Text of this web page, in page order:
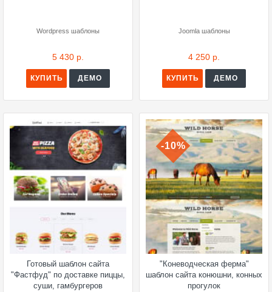
Wordpress шаблоны
5 430 р.
КУПИТЬ ДЕМО
Joomla шаблоны
4 250 р.
КУПИТЬ ДЕМО
Готовый шаблон сайта
"Фастфуд" по доставке пиццы,
суши, гамбургеров
-10%
"Коневодческая ферма"
шаблон сайта конюшни, конных
прогулок